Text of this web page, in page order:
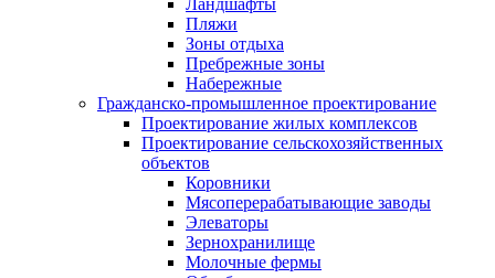
Ландшафты
Пляжи
Зоны отдыха
Пребрежные зоны
Набережные
Гражданско-промышленное проектирование
Проектирование жилых комплексов
Проектирование сельскохозяйственных
объектов
Коровники
Мясоперерабатывающие заводы
Элеваторы
Зернохранилище
Молочные фермы